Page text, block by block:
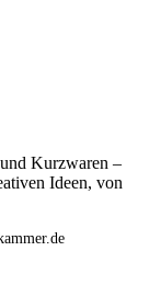
Kurzwaren –
Ideen, von